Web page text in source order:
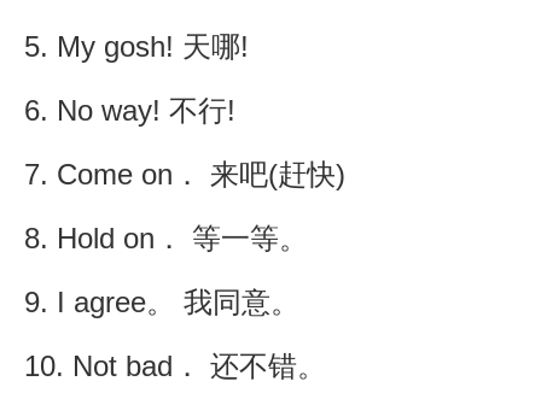
5. My gosh! 天哪!
6. No way! 不行!
7. Come on． 来吧(赶快)
8. Hold on． 等一等。
9. I agree。 我同意。
10. Not bad． 还不错。